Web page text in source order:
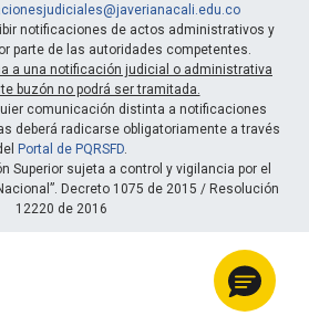
notificaciones de actos administrativos y
parte de las autoridades competentes.
a una notificación judicial o administrativa
buzón no podrá ser tramitada.
comunicación distinta a notificaciones
deberá radicarse obligatoriamente a través
Portal de PQRSFD.
Superior sujeta a control y vigilancia por el
Decreto 1075 de 2015 / Resolución
12220 de 2016